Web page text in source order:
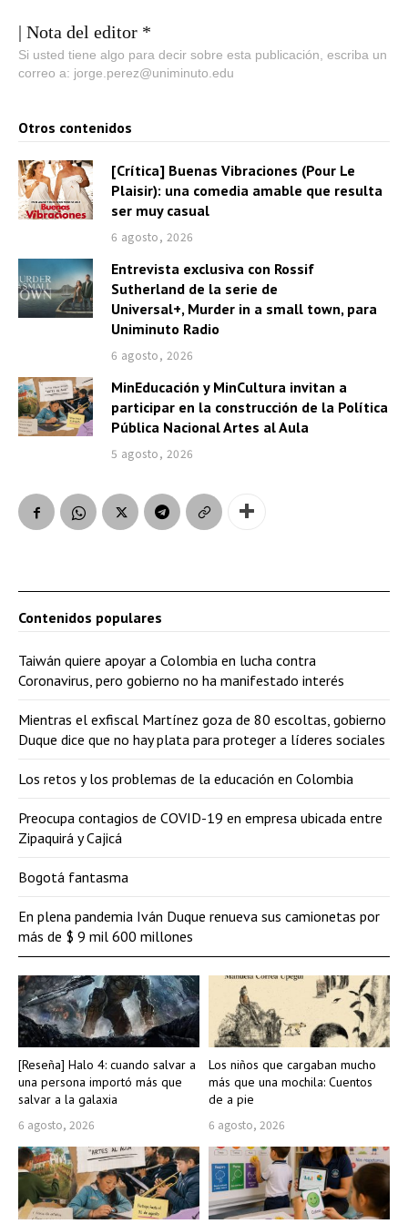
| Nota del editor *
Si usted tiene algo para decir sobre esta publicación, escriba un
correo a: jorge.perez@uniminuto.edu
Otros contenidos
[Crítica] Buenas Vibraciones (Pour Le
Plaisir): una comedia amable que resulta
ser muy casual
6 agosto, 2026
Entrevista exclusiva con Rossif
Sutherland de la serie de
Universal+, Murder in a small town, para
Uniminuto Radio
6 agosto, 2026
MinEducación y MinCultura invitan a
participar en la construcción de la Política
Pública Nacional Artes al Aula
5 agosto, 2026
[Reseña] Halo 4: cuando salvar a
una persona importó más que
salvar a la galaxia
6 agosto, 2026
Los niños que cargaban mucho
más que una mochila: Cuentos
de a pie
6 agosto, 2026
Contenidos populares
Taiwán quiere apoyar a Colombia en lucha contra
Coronavirus, pero gobierno no ha manifestado interés
Mientras el exfiscal Martínez goza de 80 escoltas, gobierno
Duque dice que no hay plata para proteger a líderes sociales
Los retos y los problemas de la educación en Colombia
Preocupa contagios de COVID-19 en empresa ubicada entre
Zipaquirá y Cajicá
Bogotá fantasma
En plena pandemia Iván Duque renueva sus camionetas por
más de $ 9 mil 600 millones